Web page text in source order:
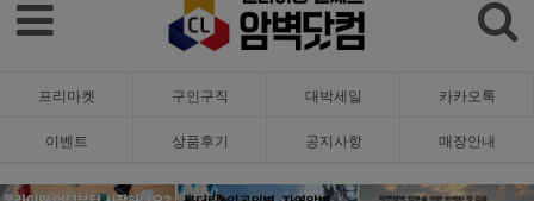
프리마켓 구인구직 대박세일 카카오톡
이벤트 상품후기 공지사항 매장안내